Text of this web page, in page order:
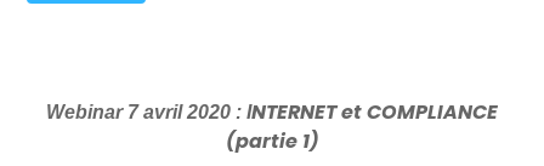
Webinar 7 avril 2020 : INTERNET et COMPLIANCE
(partie 1)